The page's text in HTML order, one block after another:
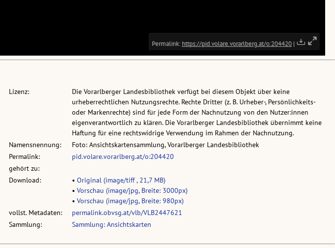
Lizenz:
Die Vorarlberger Landesbibliothek verfügt bei diesem Objekt über keine
urheberrechtlichen Nutzungsrechte. Rechte Dritter (z. B. Urheber-, Persönlichkeits-
oder Markenrechte) sind für jede Form der Nachnutzung von den Nutzer:innen
eigenverantwortlich zu klären. Die Vorarlberger Landesbibliothek übernimmt keine
Haftung für eine rechtswidrige Verwendung im Rahmen der Nachnutzung.
Namensnennung:
Foto: Ansichtskartensammlung, Vorarlberger Landesbibliothek
Permalink:
pid.volare.vorarlberg.at/o:204420
gehört zu:
Download:
• Original (image/tiff , 21,7 MB)
• Vorschau (image/jpg, Breite: 3000px)
• Vorschau (image/jpg, Breite: 980px)
vollst. Metadaten:
permalink.obvsg.at/vlb/VLB2447621
Sammlung:
Sammlung: Ansichtskarten